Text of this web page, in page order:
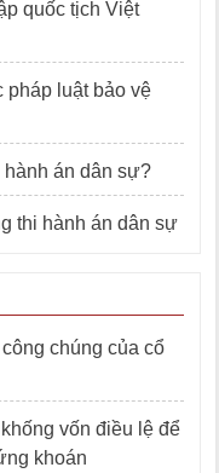
quốc tịch Việt
luật bảo vệ
án dân sự?
thi hành án dân sự
chúng của cổ
vốn điều lệ để
khoán